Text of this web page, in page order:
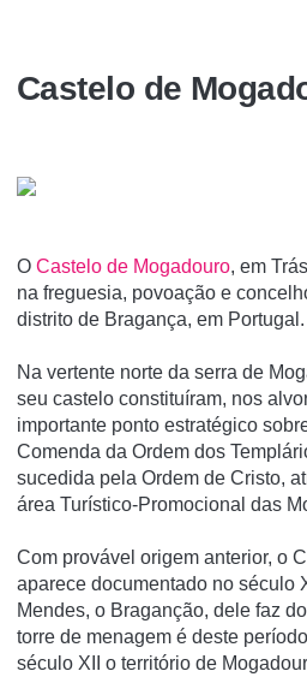
Castelo de
O Castelo de Mogadouro, em
na freguesia, povoação e
distrito de Bragança, em Portugal.
Na vertente norte da serra de
seu castelo constituí­ram, nos
importante ponto estratégico
Comenda da Ordem dos
sucedida pela Ordem de Cristo,
área Turí­stico-Promocional das
Com provável origem anterior, o
aparece documentado no século
Mendes, o Braganção, dele faz
torre de menagem é deste
século XII o território de